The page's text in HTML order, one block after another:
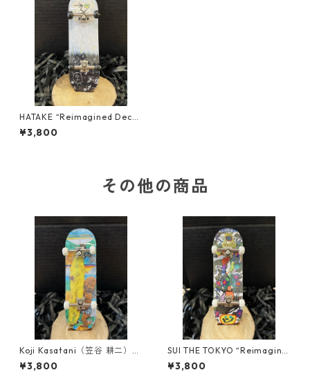
HATAKE “Reimagined Deck
s” Finger board REPLICA
¥3,800
その他の商品
Koji Kasatani（笠谷 耕二）“R
eimagined Decks” Finger b
oard REPLICA
¥3,800
SUI THE TOKYO “Reimagine
d Decks” Finger board REPL
ICA
¥3,800